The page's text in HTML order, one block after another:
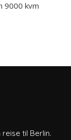
9000 kvm
til Berlin.